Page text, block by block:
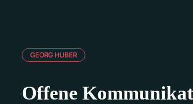
GEORG HUBER
Offene